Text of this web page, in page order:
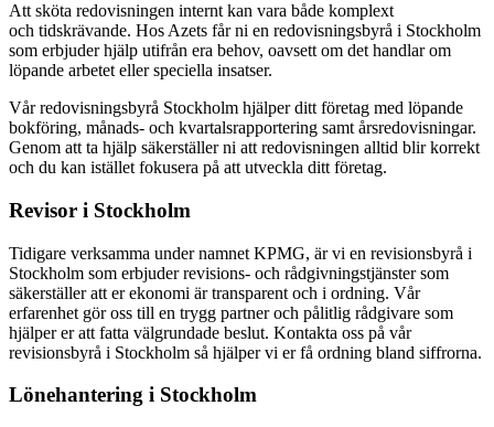
Att sköta redovisningen internt kan vara både komplext
och tidskrävande. Hos Azets får ni en redovisningsbyrå i Stockholm
som erbjuder hjälp utifrån era behov, oavsett om det handlar om
löpande arbetet eller speciella insatser.
Vår redovisningsbyrå Stockholm hjälper ditt företag med löpande
bokföring, månads- och kvartalsrapportering samt årsredovisningar.
Genom att ta hjälp säkerställer ni att redovisningen alltid blir korrekt
och du kan istället fokusera på att utveckla ditt företag.
Revisor i Stockholm
Tidigare verksamma under namnet KPMG, är vi en revisionsbyrå i
Stockholm som erbjuder revisions- och rådgivningstjänster som
säkerställer att er ekonomi är transparent och i ordning. Vår
erfarenhet gör oss till en trygg partner och pålitlig rådgivare som
hjälper er att fatta välgrundade beslut. Kontakta oss på vår
revisionsbyrå i Stockholm så hjälper vi er få ordning bland siffrorna.
Lönehantering i Stockholm